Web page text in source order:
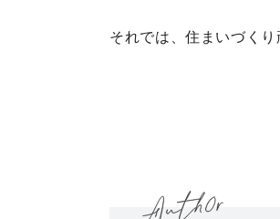
それでは、住まいづくり